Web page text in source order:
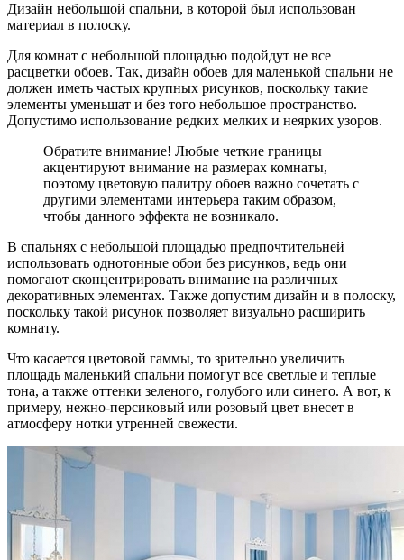
Дизайн небольшой спальни, в которой был использован
материал в полоску.
Для комнат с небольшой площадью подойдут не все
расцветки обоев. Так, дизайн обоев для маленькой спальни не
должен иметь частых крупных рисунков, поскольку такие
элементы уменьшат и без того небольшое пространство.
Допустимо использование редких мелких и неярких узоров.
Обратите внимание! Любые четкие границы
акцентируют внимание на размерах комнаты,
поэтому цветовую палитру обоев важно сочетать с
другими элементами интерьера таким образом,
чтобы данного эффекта не возникало.
В спальнях с небольшой площадью предпочтительней
использовать однотонные обои без рисунков, ведь они
помогают сконцентрировать внимание на различных
декоративных элементах. Также допустим дизайн и в полоску,
поскольку такой рисунок позволяет визуально расширить
комнату.
Что касается цветовой гаммы, то зрительно увеличить
площадь маленький спальни помогут все светлые и теплые
тона, а также оттенки зеленого, голубого или синего. А вот, к
примеру, нежно-персиковый или розовый цвет внесет в
атмосферу нотки утренней свежести.